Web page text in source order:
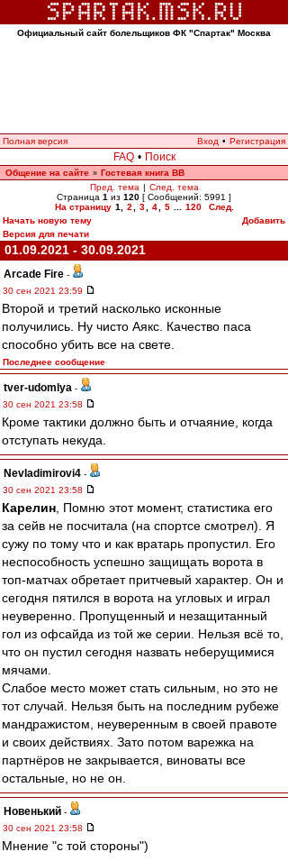
Официальный сайт болельщиков ФК "Спартак" Москва
Полная версия Вход • Регистрация
FAQ • Поиск
Общение на сайте » Гостевая книга ВВ
Пред. тема | След. тема
Страница 1 из 120 [ Сообщений: 5991 ]
На страницу 1 2 3 4 5 120
След.
Начать новую тему
Добавить
Версия для печати
01.09.2021 - 30.09.2021
Arcade Fire -
30 сен 2021 23:59
Второй и третий насколько исконные
получились. Ну чисто Аякс. Качество паса
способно убить все на свете.
Последнее сообщение
tver-udomlya -
30 сен 2021 23:58
Кроме тактики должно быть и отчаяние, когда
отступать некуда.
Nevladimirovi4 -
30 сен 2021 23:58
Карелин , Помню этот момент, статистика его
за сейв не посчитала (на спортсе смотрел). Я
сужу по тому что и как вратарь пропустил. Его
неспособность успешно защищать ворота в
топ-матчах обретает притчевый характер. Он и
сегодня пятился в ворота на угловых и играл
неуверенно. Пропущенный и незащитанный
гол из офсайда из той же серии. Нельзя всё то,
что он пустил сегодня назвать неберущимися
мячами.
Слабое место может стать сильным, но это не
тот случай. Нельзя быть на последним рубеже
мандражистом, неуверенным в своей правоте
и своих действиях. Зато потом варежка на
партнёров не закрывается, виноваты все
остальные, но не он.
Новенький -
30 сен 2021 23:58
Мнение "с той стороны")